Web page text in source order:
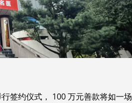
签约仪式， 100 万元善款将如一场